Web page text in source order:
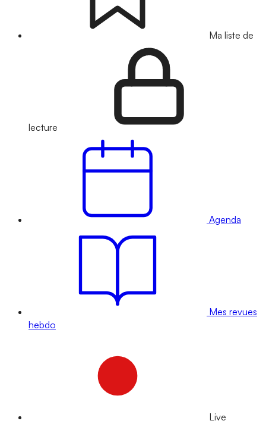
Ma liste de
lecture
Agenda
Mes revues
hebdo
Live